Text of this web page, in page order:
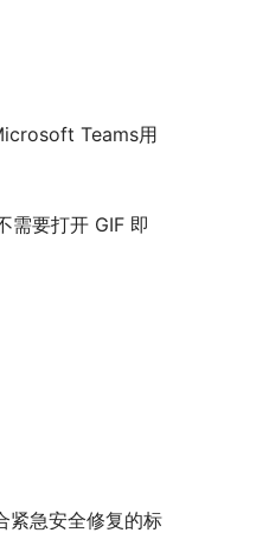
Teams用
需要打开 GIF 即
紧急安全修复的标